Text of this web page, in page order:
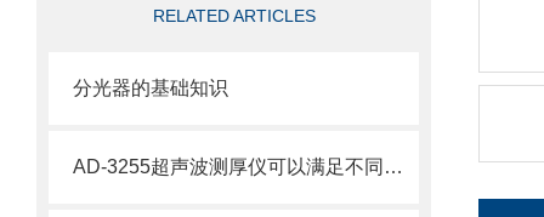
RELATED ARTICLES
分光器的基础知识
AD-3255超声波测厚仪可以满足不同厚度材料的测量需求